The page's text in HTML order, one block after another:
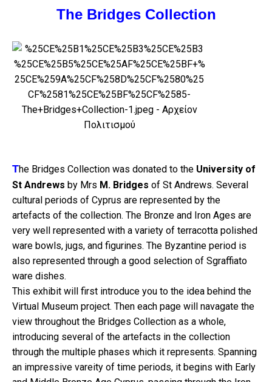
The Bridges Collection
The Bridges Collection was donated to the University of
St Andrews by Mrs M. Bridges of St Andrews. Several
cultural periods of Cyprus are represented by the
artefacts of the collection. The Bronze and Iron Ages are
very well represented with a variety of terracotta polished
ware bowls, jugs, and figurines. The Byzantine period is
also represented through a good selection of Sgraffiato
ware dishes.
This exhibit will first introduce you to the idea behind the
Virtual Museum project. Then each page will navagate the
view throughout the Bridges Collection as a whole,
introducing several of the artefacts in the collection
through the multiple phases which it represents. Spanning
an impressive vareity of time periods, it begins with Early